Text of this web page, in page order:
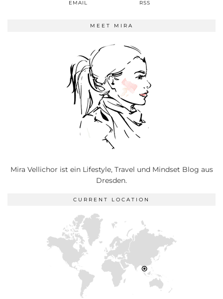
EMAIL RSS
MEET MIRA
Mira Vellichor ist ein Lifestyle, Travel und Mindset Blog aus
Dresden.
CURRENT LOCATION